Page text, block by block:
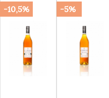
-10,5% -5%